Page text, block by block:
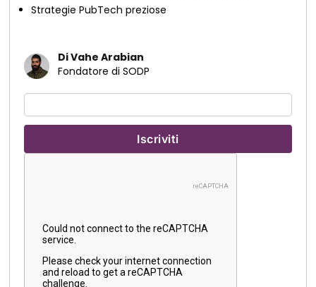
Strategie PubTech preziose
Di Vahe Arabian
Fondatore di SODP